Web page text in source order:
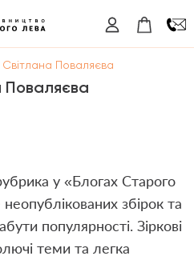
Світлана Поваляєва
Поваляєва
у «Блогах Старого
збірок та
популярності. Зіркові
теми та легка